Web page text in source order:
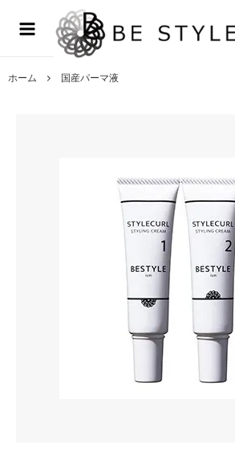
まつげエクステ商材の通販・まつげパーマ・
げ商材・美容商材の通販｜BE STYLE beauty
ホーム 国産パーマ液